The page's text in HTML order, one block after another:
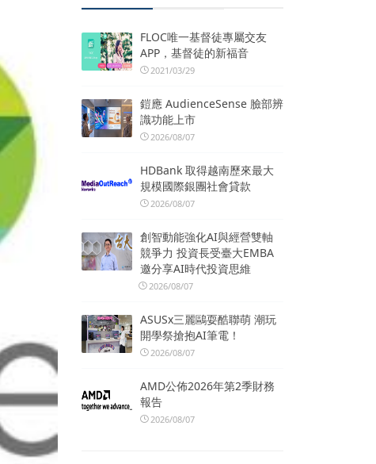
FLOC唯一基督徒專屬交友
APP，基督徒的新福音
2021/03/29
鎧應 AudienceSense 臉部辨
識功能上市
2026/08/07
HDBank 取得越南歷來最大
規模國際銀團社會貸款
2026/08/07
創智動能強化AI與經營雙軸
競爭力 投資長受臺大EMBA
邀分享AI時代投資思維
2026/08/07
ASUSx三麗鷗耍酷聯萌 潮玩
開學祭搶抱AI筆電！
2026/08/07
AMD公佈2026年第2季財務
報告
2026/08/07